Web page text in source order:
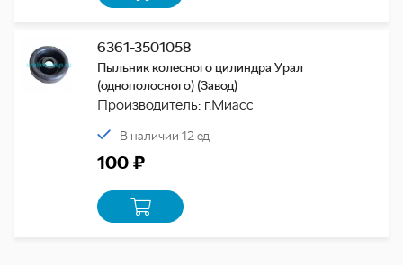
6361-3501058
Пыльник колесного цилиндра Урал
(однополосного) (Завод)
Производитель: г.Миасс
В наличии 12 ед
100 ₽